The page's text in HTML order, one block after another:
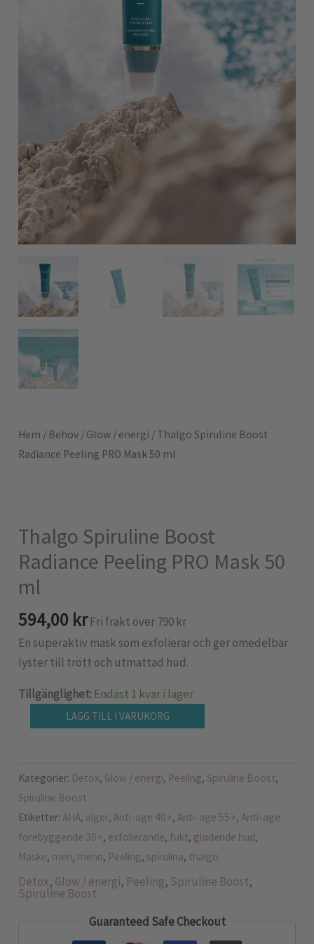
Hem / Behov / Glow / energi / Thalgo Spiruline Boost
Radiance Peeling PRO Mask 50 ml
Thalgo Spiruline Boost
Radiance Peeling PRO Mask 50
ml
594,00 kr Fri frakt över 790 kr
En superaktiv mask som exfolierar och ger omedelbar
lyster till trött och utmattad hud.
Tillgänglighet: Endast 1 kvar i lager
LÄGG TILL I VARUKORG
Kategorier: Detox, Glow / energi, Peeling, Spiruline Boost,
Spiruline Boost
Etiketter:AHA, alger,Anti-age 40+,Anti-age 55+,Anti-age
forebyggende 30+, exfolierande, fukt, glødende hud,
Maske, men, menn, Peeling, spirulina, thalgo
Detox, Glow / energi, Peeling, Spiruline Boost,
Spiruline Boost
Guaranteed Safe Checkout